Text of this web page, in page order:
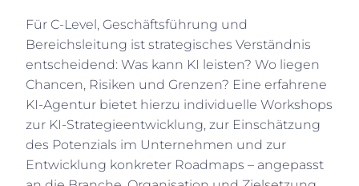
Für C-Level, Geschäftsführung und
Bereichsleitung ist strategisches Verständnis
entscheidend: Was kann KI leisten? Wo liegen
Chancen, Risiken und Grenzen? Eine erfahrene
KI-Agentur bietet hierzu individuelle Workshops
zur KI-Strategieentwicklung, zur Einschätzung
des Potenzials im Unternehmen und zur
Entwicklung konkreter Roadmaps – angepasst